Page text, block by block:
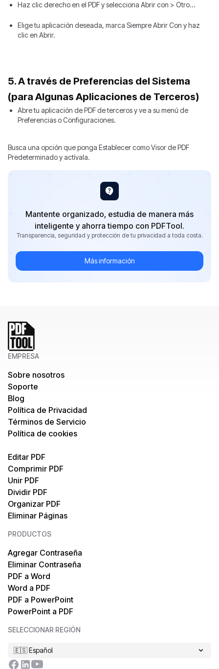
Haz clic derecho en el PDF y selecciona Abrir con > Otro…
Elige tu aplicación deseada, marca Siempre Abrir Con y haz
clic en Abrir.
5. A través de Preferencias del Sistema
(para Algunas Aplicaciones de Terceros)
Abre tu aplicación de PDF de terceros y ve a su menú de
Preferencias o Configuraciones.
Busca una opción que ponga Establecer como Visor de PDF
Predeterminado y actívala.
Mantente organizado, estudia de manera más
inteligente y ahorra tiempo con PDFTool.
Transparencia, seguridad y protección de tu privacidad a toda costa.
Más información
Editar PDF
Comprimir PDF
Unir PDF
Dividir PDF
Organizar PDF
Eliminar Páginas
PRODUCTOS
Agregar Contraseña
Eliminar Contraseña
PDF a Word
Word a PDF
PDF a PowerPoint
PowerPoint a PDF
EMPRESA
Sobre nosotros
Soporte
Blog
Política de Privacidad
Términos de Servicio
Política de cookies
SELECCIONAR REGIÓN
🇪🇸 Español